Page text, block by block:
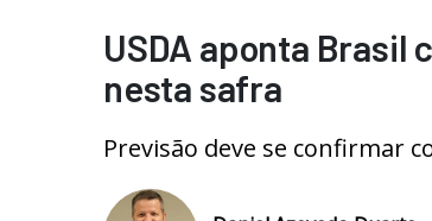
USDA aponta Brasil
nesta safra
Previsão deve se confirmar